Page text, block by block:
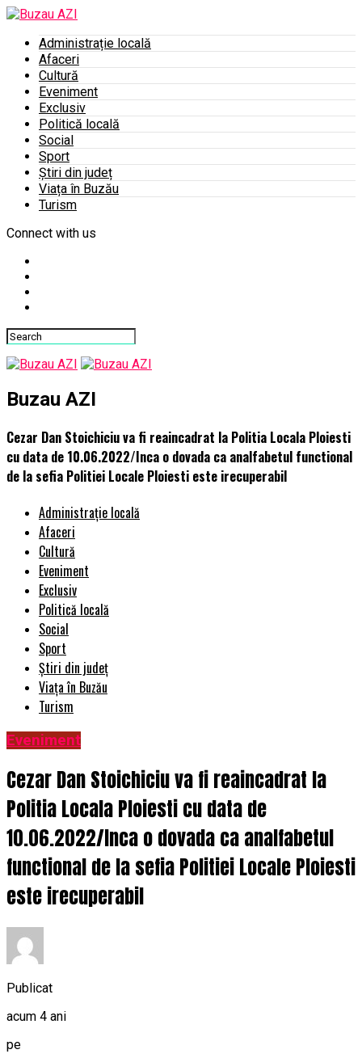
Administrație locală
Afaceri
Cultură
Eveniment
Exclusiv
Politică locală
Social
Sport
Știri din județ
Viața în Buzău
Turism
Connect with us
Buzau AZI
Cezar Dan Stoichiciu va fi reaincadrat la Politia Locala Ploiesti
cu data de 10.06.2022/Inca o dovada ca analfabetul functional
de la sefia Politiei Locale Ploiesti este irecuperabil
Administrație locală
Afaceri
Cultură
Eveniment
Exclusiv
Politică locală
Social
Sport
Știri din județ
Viața în Buzău
Turism
Eveniment
Cezar Dan Stoichiciu va fi reaincadrat la
Politia Locala Ploiesti cu data de
10.06.2022/Inca o dovada ca analfabetul
functional de la sefia Politiei Locale Ploiesti
este irecuperabil
Publicat
acum 4 ani
pe